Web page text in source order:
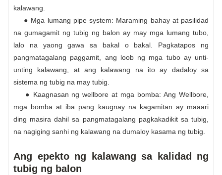
kalawang.
● Mga lumang pipe system: Maraming bahay at pasilidad
na gumagamit ng tubig ng balon ay may mga lumang tubo,
lalo na yaong gawa sa bakal o bakal. Pagkatapos ng
pangmatagalang paggamit, ang loob ng mga tubo ay unti-
unting kalawang, at ang kalawang na ito ay dadaloy sa
sistema ng tubig na may tubig.
● Kaagnasan ng wellbore at mga bomba: Ang Wellbore,
mga bomba at iba pang kaugnay na kagamitan ay maaari
ding masira dahil sa pangmatagalang pagkakadikit sa tubig,
na nagiging sanhi ng kalawang na dumaloy kasama ng tubig.
Ang epekto ng kalawang sa kalidad ng
tubig ng balon